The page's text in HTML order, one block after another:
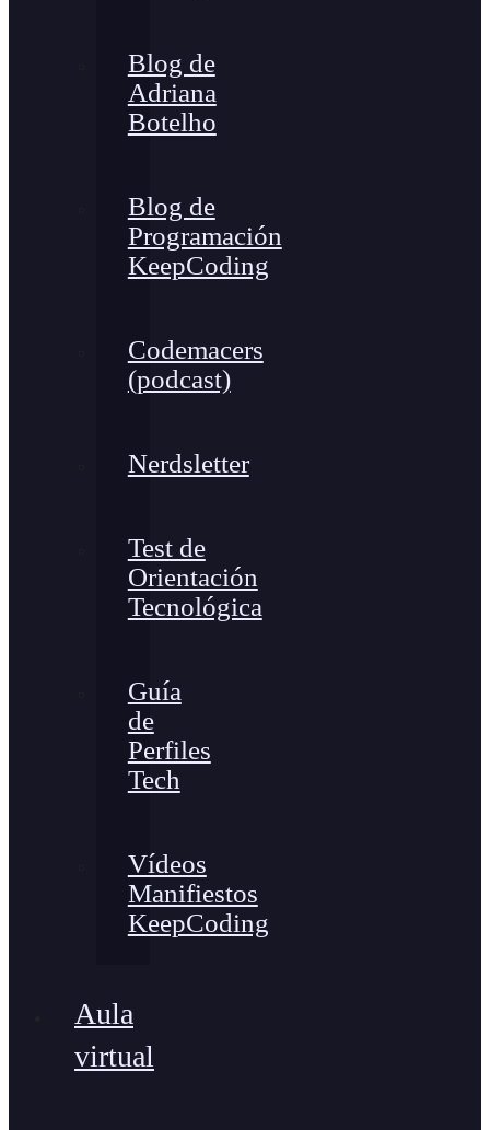
Blog de
Adriana
Botelho
Blog de
Programación
KeepCoding
Codemacers
(podcast)
Nerdsletter
Test de
Orientación
Tecnológica
Guía
de
Perfiles
Tech
Vídeos
Manifiestos
KeepCoding
Aula
virtual